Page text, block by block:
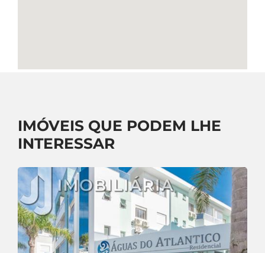
IMÓVEIS QUE PODEM LHE
INTERESSAR